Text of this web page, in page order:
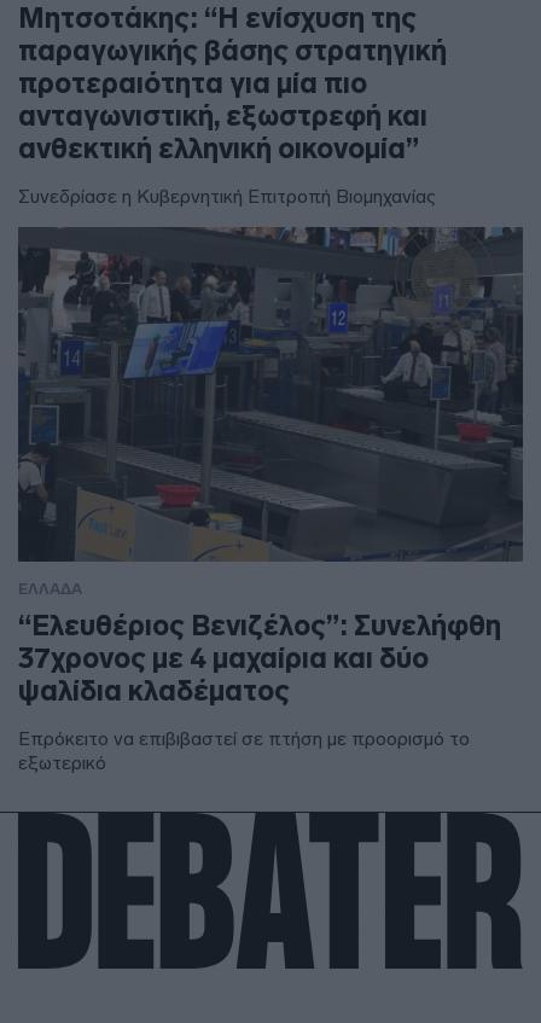
Μητσοτάκης: “Η ενίσχυση της
παραγωγικής βάσης στρατηγική
προτεραιότητα για μία πιο
ανταγωνιστική, εξωστρεφή και
ανθεκτική ελληνική οικονομία”
Συνεδρίασε η Κυβερνητική Επιτροπή Βιομηχανίας
ΕΛΛΑΔΑ
“Ελευθέριος Βενιζέλος”: Συνελήφθη
37χρονος με 4 μαχαίρια και δύο
ψαλίδια κλαδέματος
Επρόκειτο να επιβιβαστεί σε πτήση με προορισμό το
εξωτερικό